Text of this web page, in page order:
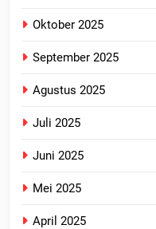
Oktober 2025
September 2025
Agustus 2025
Juli 2025
Juni 2025
Mei 2025
April 2025